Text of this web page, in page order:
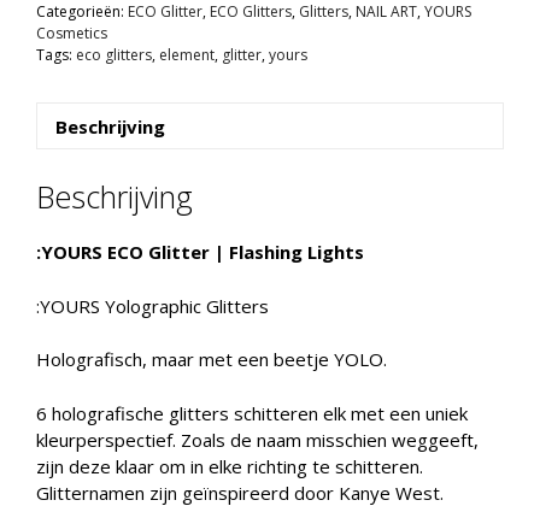
Flashing
aantal
Categorieën: ECO Glitter, ECO Glitters, Glitters, NAIL ART,YOURS
Cosmetics
Tags: eco glitters, element, glitter,yours
Beschrijving
Beschrijving
:YOURS ECO Glitter | Flashing Lights
:YOURS Yolographic Glitters
Holografisch, maar met een beetje YOLO.
6 holografische glitters schitteren elk met een uniek
kleurperspectief. Zoals de naam misschien weggeeft,
zijn deze klaar om in elke richting te schitteren.
Glitternamen zijn geïnspireerd door Kanye West.